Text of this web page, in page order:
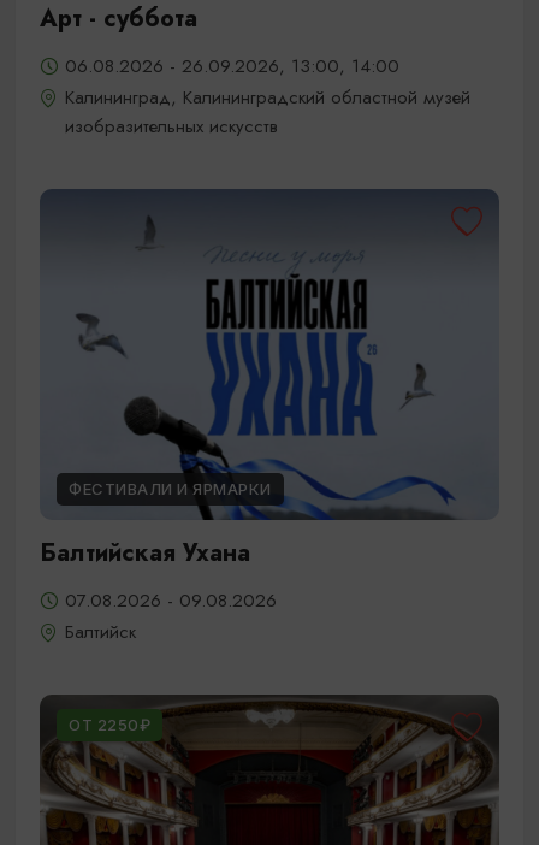
Арт - суббота
06.08.2026 - 26.09.2026, 13:00, 14:00
Калининград, Калининградский областной музей
изобразительных искусств
ФЕСТИВАЛИ И ЯРМАРКИ
Балтийская Ухана
07.08.2026 - 09.08.2026
Балтийск
ОТ 2250₽